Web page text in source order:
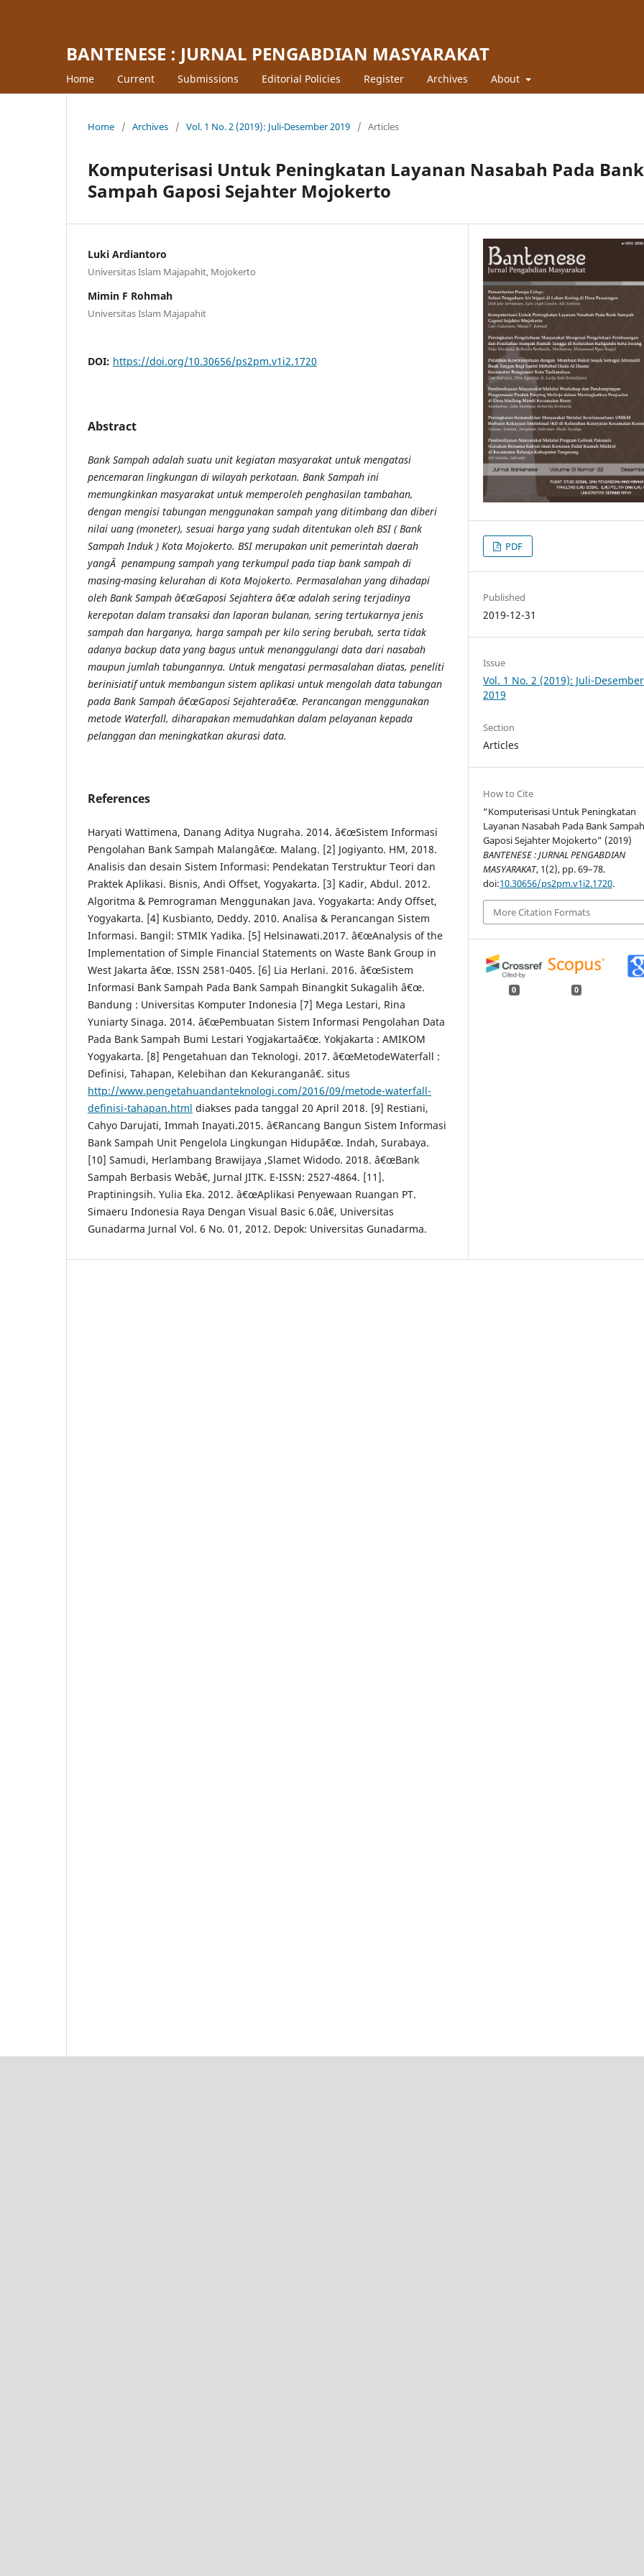
BANTENESE : JURNAL PENGABDIAN MASYARAKAT
Home Current Submissions Editorial Policies Register Archives About
Home / Archives / Vol. 1 No. 2 (2019): Juli-Desember 2019 / Articles
Komputerisasi Untuk Peningkatan Layanan Nasabah Pada Bank
Sampah Gaposi Sejahter Mojokerto
Luki Ardiantoro
Universitas Islam Majapahit, Mojokerto
Mimin F Rohmah
Universitas Islam Majapahit
DOI: https://doi.org/10.30656/ps2pm.v1i2.1720
Abstract
Bank Sampah adalah suatu unit kegiatan masyarakat untuk mengatasi
pencemaran lingkungan di wilayah perkotaan. Bank Sampah ini
memungkinkan masyarakat untuk memperoleh penghasilan tambahan,
dengan mengisi tabungan menggunakan sampah yang ditimbang dan diberi
nilai uang (moneter), sesuai harga yang sudah ditentukan oleh BSI ( Bank
Sampah Induk ) Kota Mojokerto. BSI merupakan unit pemerintah daerah
yangÂ penampung sampah yang terkumpul pada tiap bank sampah di
masing-masing kelurahan di Kota Mojokerto. Permasalahan yang dihadapi
oleh Bank Sampah â€œGaposi Sejahtera â€œ adalah sering terjadinya
kerepotan dalam transaksi dan laporan bulanan, sering tertukarnya jenis
sampah dan harganya, harga sampah per kilo sering berubah, serta tidak
adanya backup data yang bagus untuk menanggulangi data dari nasabah
maupun jumlah tabungannya. Untuk mengatasi permasalahan diatas, peneliti
berinisiatif untuk membangun sistem aplikasi untuk mengolah data tabungan
pada Bank Sampah â€œGaposi Sejahteraâ€œ. Perancangan menggunakan
metode Waterfall, diharapakan memudahkan dalam pelayanan kepada
pelanggan dan meningkatkan akurasi data.
References
Haryati Wattimena, Danang Aditya Nugraha. 2014. â€œSistem Informasi
Pengolahan Bank Sampah Malangâ€œ. Malang. [2] Jogiyanto. HM, 2018.
Analisis dan desain Sistem Informasi: Pendekatan Terstruktur Teori dan
Praktek Aplikasi. Bisnis, Andi Offset, Yogyakarta. [3] Kadir, Abdul. 2012.
Algoritma & Pemrograman Menggunakan Java. Yogyakarta: Andy Offset,
Yogyakarta. [4] Kusbianto, Deddy. 2010. Analisa & Perancangan Sistem
Informasi. Bangil: STMIK Yadika. [5] Helsinawati.2017. â€œAnalysis of the
Implementation of Simple Financial Statements on Waste Bank Group in
West Jakarta â€œ. ISSN 2581-0405. [6] Lia Herlani. 2016. â€œSistem
Informasi Bank Sampah Pada Bank Sampah Binangkit Sukagalih â€œ.
Bandung : Universitas Komputer Indonesia [7] Mega Lestari, Rina
Yuniarty Sinaga. 2014. â€œPembuatan Sistem Informasi Pengolahan Data
Pada Bank Sampah Bumi Lestari Yogjakartaâ€œ. Yokjakarta : AMIKOM
Yogyakarta. [8] Pengetahuan dan Teknologi. 2017. â€œMetodeWaterfall :
Definisi, Tahapan, Kelebihan dan Kekuranganâ€. situs
http://www.pengetahuandanteknologi.com/2016/09/metode-waterfall-
definisi-tahapan.html diakses pada tanggal 20 April 2018. [9] Restiani,
Cahyo Darujati, Immah Inayati.2015. â€Rancang Bangun Sistem Informasi
Bank Sampah Unit Pengelola Lingkungan Hidupâ€œ. Indah, Surabaya.
[10] Samudi, Herlambang Brawijaya ,Slamet Widodo. 2018. â€œBank
Sampah Berbasis Webâ€, Jurnal JITK. E-ISSN: 2527-4864. [11].
Praptiningsih. Yulia Eka. 2012. â€œAplikasi Penyewaan Ruangan PT.
Simaeru Indonesia Raya Dengan Visual Basic 6.0â€, Universitas
Gunadarma Jurnal Vol. 6 No. 01, 2012. Depok: Universitas Gunadarma.
PDF
Published
2019-12-31
Issue
Vol. 1 No. 2 (2019): Juli-Desember
2019
Section
Articles
How to Cite
“Komputerisasi Untuk Peningkatan
Layanan Nasabah Pada Bank Sampah
Gaposi Sejahter Mojokerto” (2019)
BANTENESE : JURNAL PENGABDIAN
MASYARAKAT, 1(2), pp. 69–78.
doi:10.30656/ps2pm.v1i2.1720.
More Citation Formats
0 0